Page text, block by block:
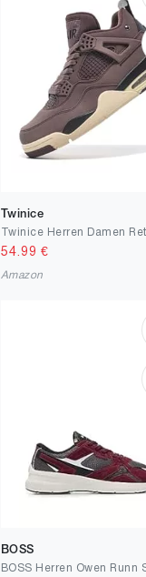
Twinice
54.99 €
Amazon
BOSS